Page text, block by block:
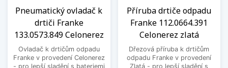
ale také vám ochotně pomůžeme s jejich
výběrem a poradíme, jak se o drtič starat, aby
vám vydržel co nejdéle. Naše zákaznická linka je
klidu a pohodlí domova. Vybrat si můžete z
Pneumatický ovladač k
drtiči Franke
133.0573.849 Celonerez
Ovladač k drtičům odpadu
Franke v provedení Celonerez
- pro lepší sladění s bateriemi
Příruba drtiče odpadu
Franke 112.0664.391
Celonerez zlatá
Dřezová příruba k drtičům
odpadu Franke v provedení
Zlatá - pro lepší sladění s